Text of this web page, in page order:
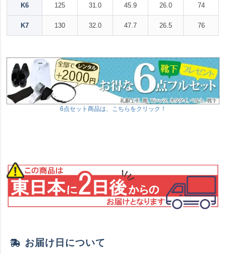
K6 125 31.0 45.9 26.0 74
K7 130 32.0 47.7 26.5 76
6点セット商品は、こちらをクリック！
お届け日について